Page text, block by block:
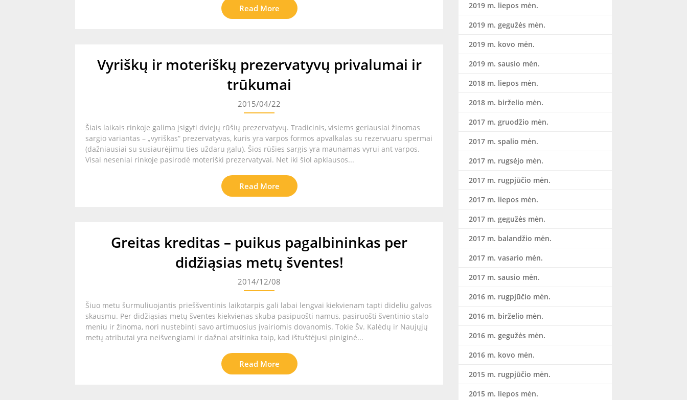
Read More
Vyriškų ir moteriškų prezervatyvų privalumai ir
trūkumai
2015/04/22
Šiais laikais rinkoje galima įsigyti dviejų rūšių prezervatyvų. Tradicinis, visiems geriausiai žinomas
sargio variantas – „vyriškas“ prezervatyvas, kuris yra varpos formos apvalkalas su rezervuaru spermai
(dažniausiai su susiaurėjimu ties uždaru galu). Šios rūšies sargis yra maunamas vyrui ant varpos.
Visai neseniai rinkoje pasirodė moteriški prezervatyvai. Net iki šiol apklausos...
Read More
Greitas kreditas – puikus pagalbininkas per
didžiąsias metų šventes!
2014/12/08
Šiuo metu šurmuliuojantis prieššventinis laikotarpis gali labai lengvai kiekvienam tapti dideliu galvos
skausmu. Per didžiąsias metų šventes kiekvienas skuba pasipuošti namus, pasiruošti šventinio stalo
meniu ir žinoma, nori nustebinti savo artimuosius įvairiomis dovanomis. Tokie Šv. Kalėdų ir Naujųjų
metų atributai yra neišvengiami ir dažnai atsitinka taip, kad ištuštėjusi piniginė...
Read More
2019 m. liepos mėn.
2019 m. gegužės mėn.
2019 m. kovo mėn.
2019 m. sausio mėn.
2018 m. liepos mėn.
2018 m. birželio mėn.
2017 m. gruodžio mėn.
2017 m. spalio mėn.
2017 m. rugsėjo mėn.
2017 m. rugpjūčio mėn.
2017 m. liepos mėn.
2017 m. gegužės mėn.
2017 m. balandžio mėn.
2017 m. vasario mėn.
2017 m. sausio mėn.
2016 m. rugpjūčio mėn.
2016 m. birželio mėn.
2016 m. gegužės mėn.
2016 m. kovo mėn.
2015 m. rugpjūčio mėn.
2015 m. liepos mėn.